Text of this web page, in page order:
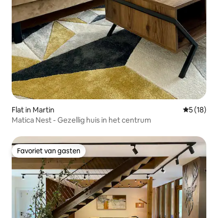
Flat in Martin
5 (18)
Matica Nest - Gezellig huis in het centrum
Favoriet van gasten
Favoriet van gasten